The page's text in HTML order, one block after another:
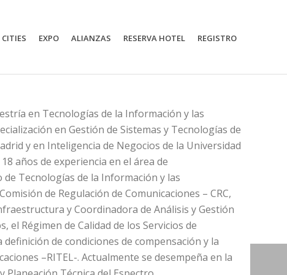
EXPO ALIANZAS RESERVA HOTEL REGISTRO
en Tecnologías de la Información y las
en Gestión de Sistemas y Tecnologías de
y en Inteligencia de Negocios de la Universidad
años de experiencia en el área de
Tecnologías de la Información y las
de Regulación de Comunicaciones – CRC,
y Coordinadora de Análisis y Gestión
Régimen de Calidad de los Servicios de
de condiciones de compensación y la
–RITEL-. Actualmente se desempeña en la